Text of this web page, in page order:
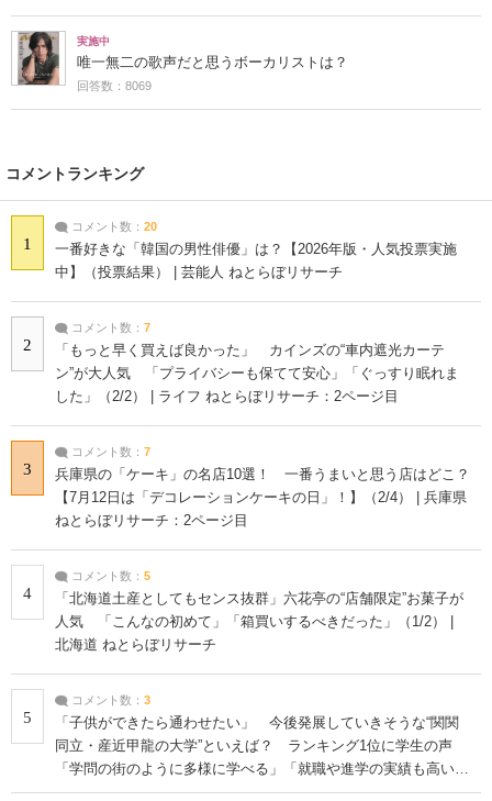
実施中
唯一無二の歌声だと思うボーカリストは？
回答数：8069
コメントランキング
1
コメント数： 20
一番好きな「韓国の男性俳優」は？【2026年版・人気投票実施
中】（投票結果） | 芸能人 ねとらぼリサーチ
2
コメント数： 7
「もっと早く買えば良かった」 カインズの“車内遮光カーテ
ン”が大人気 「プライバシーも保てて安心」「ぐっすり眠れま
した」（2/2） | ライフ ねとらぼリサーチ：2ページ目
3
コメント数： 7
兵庫県の「ケーキ」の名店10選！ 一番うまいと思う店はどこ？
【7月12日は「デコレーションケーキの日」！】（2/4） | 兵庫県
ねとらぼリサーチ：2ページ目
4
コメント数： 5
「北海道土産としてもセンス抜群」六花亭の“店舗限定”お菓子が
人気 「こんなの初めて」「箱買いするべきだった」（1/2） |
北海道 ねとらぼリサーチ
5
コメント数： 3
「子供ができたら通わせたい」 今後発展していきそうな“関関
同立・産近甲龍の大学”といえば？ ランキング1位に学生の声
「学問の街のように多様に学べる」「就職や進学の実績も高い」
| 大学 ねとらぼリサーチ